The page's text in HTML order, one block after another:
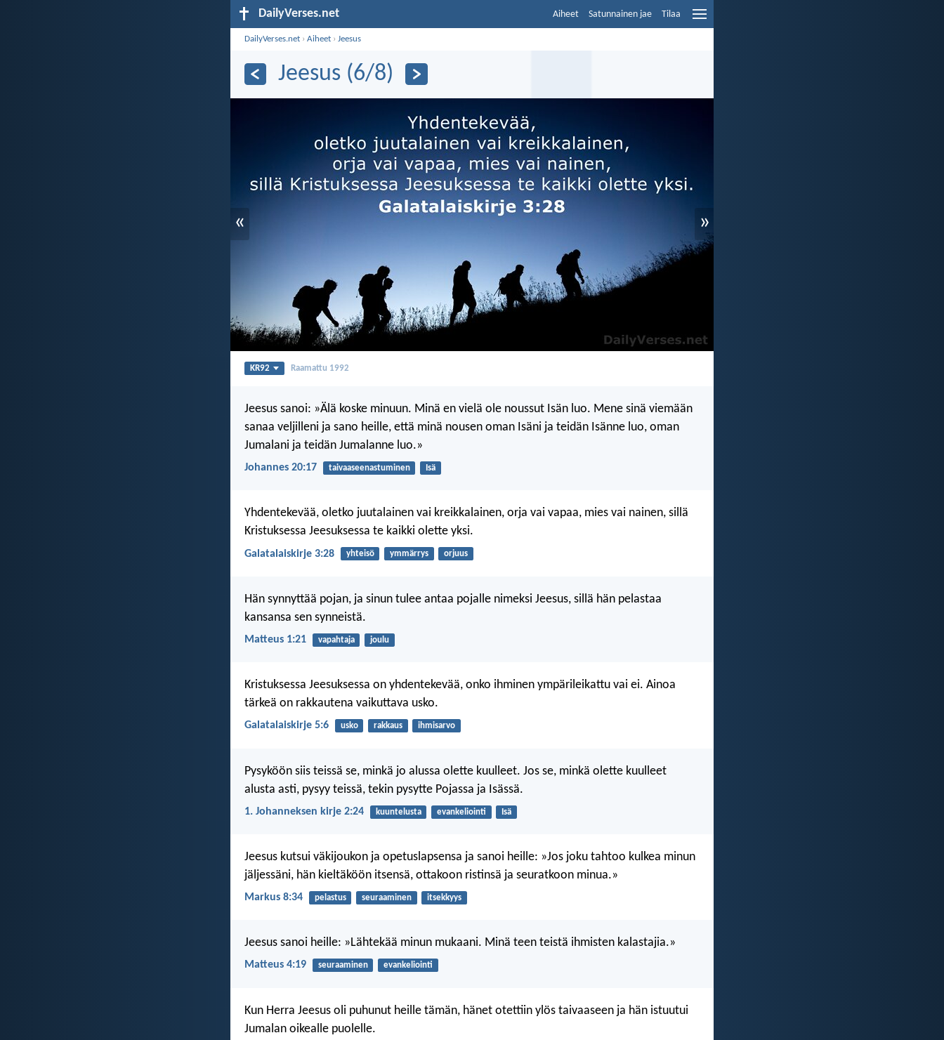
DailyVerses.net Aiheet Satunnainen jae Tilaa
DailyVerses.net ›Aiheet ›Jeesus
Jeesus (6/8)
« »
KR92 Raamattu 1992
Jeesus sanoi: »Älä koske minuun. Minä en vielä ole noussut Isän luo. Mene sinä viemään
sanaa veljilleni ja sano heille, että minä nousen oman Isäni ja teidän Isänne luo, oman
Jumalani ja teidän Jumalanne luo.»
Johannes 20:17 taivaaseenastuminen Isä
Yhdentekevää, oletko juutalainen vai kreikkalainen, orja vai vapaa, mies vai nainen, sillä
Kristuksessa Jeesuksessa te kaikki olette yksi.
Galatalaiskirje 3:28 yhteisö ymmärrys orjuus
Hän synnyttää pojan, ja sinun tulee antaa pojalle nimeksi Jeesus, sillä hän pelastaa
kansansa sen synneistä.
Matteus 1:21 vapahtaja joulu
Kristuksessa Jeesuksessa on yhdentekevää, onko ihminen ympärileikattu vai ei. Ainoa
tärkeä on rakkautena vaikuttava usko.
Galatalaiskirje 5:6 usko rakkaus ihmisarvo
Pysyköön siis teissä se, minkä jo alussa olette kuulleet. Jos se, minkä olette kuulleet
alusta asti, pysyy teissä, tekin pysytte Pojassa ja Isässä.
1. Johanneksen kirje 2:24 kuuntelusta evankeliointi Isä
Jeesus kutsui väkijoukon ja opetuslapsensa ja sanoi heille: »Jos joku tahtoo kulkea minun
jäljessäni, hän kieltäköön itsensä, ottakoon ristinsä ja seuratkoon minua.»
Markus 8:34 pelastus seuraaminen itsekkyys
Jeesus sanoi heille: »Lähtekää minun mukaani. Minä teen teistä ihmisten kalastajia.»
Matteus 4:19 seuraaminen evankeliointi
Kun Herra Jeesus oli puhunut heille tämän, hänet otettiin ylös taivaaseen ja hän istuutui
Jumalan oikealle puolelle.